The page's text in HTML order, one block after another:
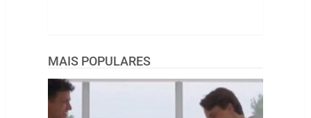
MAIS POPULARES